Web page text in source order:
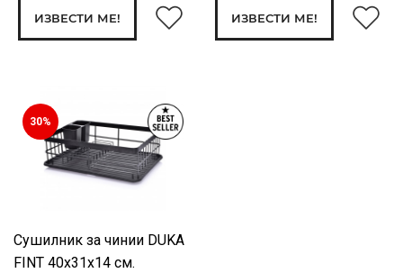
ИЗВЕСТИ МЕ! ИЗВЕСТИ МЕ!
30%
Сушилник за чинии DUKA
FINT 40x31x14 cм.